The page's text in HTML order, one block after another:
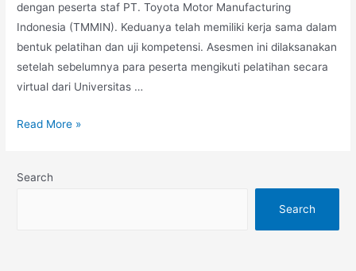
dengan peserta staf PT. Toyota Motor Manufacturing
Indonesia (TMMIN). Keduanya telah memiliki kerja sama dalam
bentuk pelatihan dan uji kompetensi. Asesmen ini dilaksanakan
setelah sebelumnya para peserta mengikuti pelatihan secara
virtual dari Universitas …
Read More »
Search
Search